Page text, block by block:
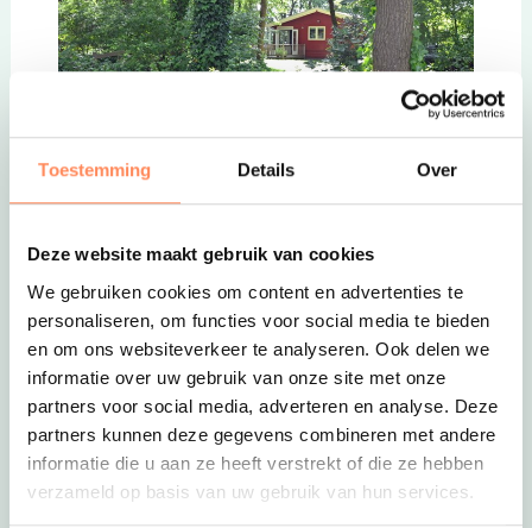
Toestemming Details Over
Deze website maakt gebruik van cookies
We gebruiken cookies om content en advertenties te
personaliseren, om functies voor social media te bieden
en om ons websiteverkeer te analyseren. Ook delen we
informatie over uw gebruik van onze site met onze
partners voor social media, adverteren en analyse. Deze
partners kunnen deze gegevens combineren met andere
informatie die u aan ze heeft verstrekt of die ze hebben
verzameld op basis van uw gebruik van hun services.
Erve Woolderink
Overnachten bij de boer wordt wel héél leuk als
een hele luxe hoor, met vaatwasser, internet en
zelfs een Finse sauna. Op het boerenerf kunnen
kinderen veilig spelen en spelenderwijs meer
over de natuur en de dieren leren.Bekijk Erve
Woolderink.Deze link opent in een nieuwe tab